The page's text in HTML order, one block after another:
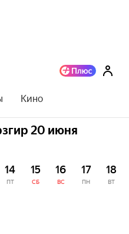
Кино
20 июня
14
ПТ
15
СБ
16
ВС
17
ПН
18
ВТ